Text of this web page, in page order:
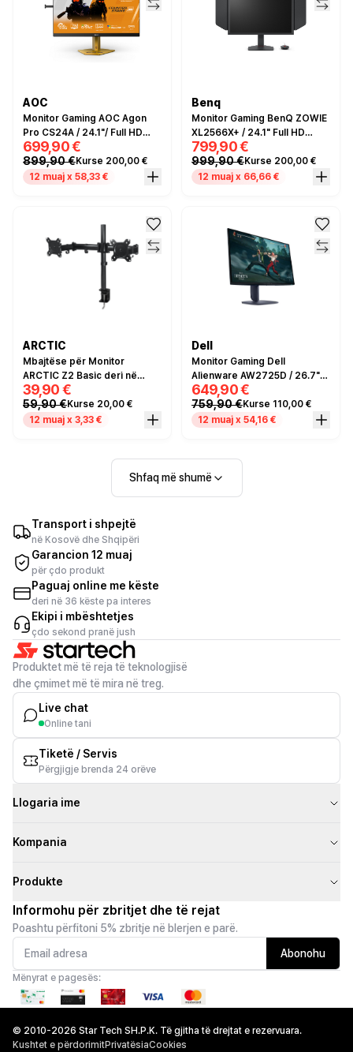
AOC
Monitor Gaming AOC Agon
Pro CS24A / 24.1"/ Full HD
Ultra-Fast TN / LED / 610 Hz /
0.5 ms /
HDMI+USB+DP+HDCP -
699,90 €
899,90 €Kurse 200,00 €
12 muaj x 58,33 €
Benq
Monitor Gaming BenQ ZOWIE
XL2566X+ / 24.1" Full HD
400Hz 0.3ms / HDMI, DP, USB
/ e zezë
799,90 €
999,90 €Kurse 200,00 €
12 muaj x 66,66 €
ARCTIC
Mbajtëse për Monitor
ARCTIC Z2 Basic deri në
2x27" 8KG
39,90 €
59,90 €Kurse 20,00 €
12 muaj x 3,33 €
Dell
Monitor Gaming Dell
Alienware AW2725D / 26.7"/
Quad HD 2K QD OLED /
280Hz / 0.03ms /
HDMI+DP+USB- Blu e errët
649,90 €
759,90 €Kurse 110,00 €
12 muaj x 54,16 €
Shfaq më shumë
Transport i shpejtë
në Kosovë dhe Shqipëri
Garancion 12 muaj
për çdo produkt
Paguaj online me këste
deri në 36 këste pa interes
Ekipi i mbështetjes
çdo sekond pranë jush
Produktet më të reja të teknologjisë
dhe çmimet më të mira në treg.
Live chat
Online tani
Tiketë / Servis
Përgjigje brenda 24 orëve
Llogaria ime
Kompania
Produkte
Informohu për zbritjet dhe të rejat
Poashtu përfitoni 5% zbritje në blerjen e parë.
Abonohu
Mënyrat e pagesës:
© 2010-2026 Star Tech SH.P.K. Të gjitha të drejtat e rezervuara.
Kushtet e përdorimitPrivatësiaCookies